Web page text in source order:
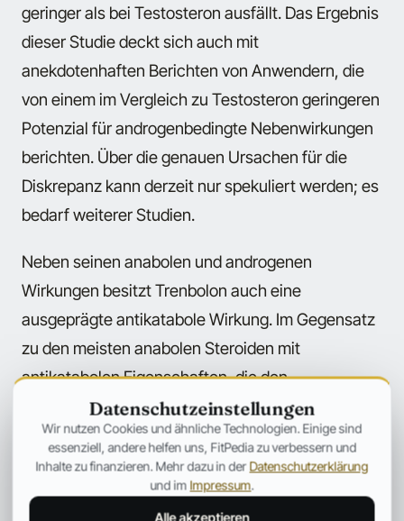
geringer als bei Testosteron ausfällt. Das Ergebnis
dieser Studie deckt sich auch mit
anekdotenhaften Berichten von Anwendern, die
von einem im Vergleich zu Testosteron geringeren
Potenzial für androgenbedingte Nebenwirkungen
berichten. Über die genauen Ursachen für die
Diskrepanz kann derzeit nur spekuliert werden; es
bedarf weiterer Studien.
Neben seinen anabolen und androgenen
Wirkungen besitzt Trenbolon auch eine
ausgeprägte antikatabole Wirkung. Im Gegensatz
zu den meisten anabolen Steroiden mit
antikatabolen Eigenschaften, die den
Glukokortikoidrezeptor kompetitiv besetzen, weist
Trenbolon praktisch keine Affinität für diesen
Rezeptor auf. Trotzdem reduziert Trenbolon
Studien zufolge bereits nach wenigen Tagen die
Datenschutzeinstellungen
Wir nutzen Cookies und ähnliche Technologien. Einige sind
essenziell, andere helfen uns, FitPedia zu verbessern und
Inhalte zu finanzieren. Mehr dazu in derDatenschutzerklärung
und im Impressum.
Alle akzeptieren